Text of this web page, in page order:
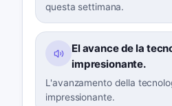
questa settimana.
El avance de la
impresionante.
L'avanzamento della
impressionante.